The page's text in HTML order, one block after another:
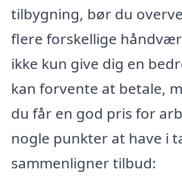
tilbygning, bør du
flere forskellige
ikke kun give dig en
kan forvente at betale,
du får en god pris for
nogle punkter at have i
sammenligner tilbud: